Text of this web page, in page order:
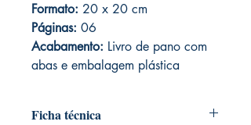
Formato: 20 x 20 cm
Páginas: 06
Acabamento: Livro de pano com
abas e embalagem plástica
Ficha técnica